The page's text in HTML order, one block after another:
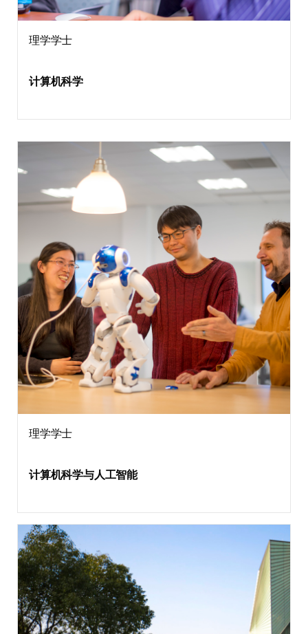
理学学士
计算机科学
理学学士
计算机科学与人工智能